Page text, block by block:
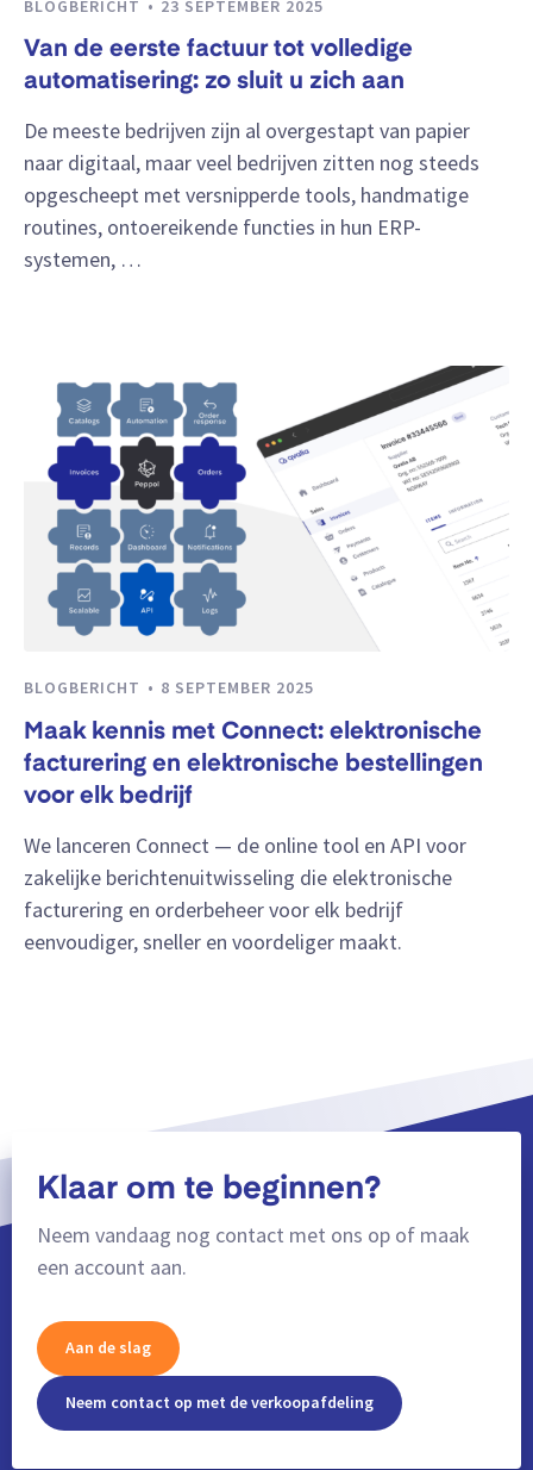
BLOGBERICHT 23 SEPTEMBER 2025
Van de eerste factuur tot volledige
automatisering: zo sluit u zich aan
De meeste bedrijven zijn al overgestapt van papier
naar digitaal, maar veel bedrijven zitten nog steeds
opgescheept met versnipperde tools, handmatige
routines, ontoereikende functies in hun ERP-
systemen, …
BLOGBERICHT 8 SEPTEMBER 2025
Maak kennis met Connect: elektronische
facturering en elektronische bestellingen
voor elk bedrijf
We lanceren Connect — de online tool en API voor
zakelijke berichtenuitwisseling die elektronische
facturering en orderbeheer voor elk bedrijf
eenvoudiger, sneller en voordeliger maakt.
Klaar om te beginnen?
Neem vandaag nog contact met ons op of maak
een account aan.
Aan de slag
Neem contact op met de verkoopafdeling